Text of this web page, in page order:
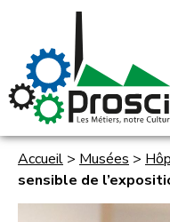
Accueil > Musées >
sensible de